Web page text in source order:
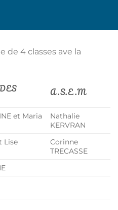
de 4 classes ave la
A.S.E.M
et Maria
Nathalie
KERVRAN
Lise
Corinne
TRECASSE